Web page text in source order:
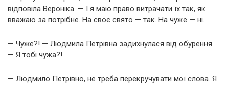
відповіла Вероніка. — І я маю право витрачати їх так, як
вважаю за потрібне. На своє свято — так. На чуже — ні.
— Чуже?! — Людмила Петрівна задихнулася від обурення.
— Я тобі чужа?!
— Людмило Петрівно, не треба перекручувати мої слова. Я